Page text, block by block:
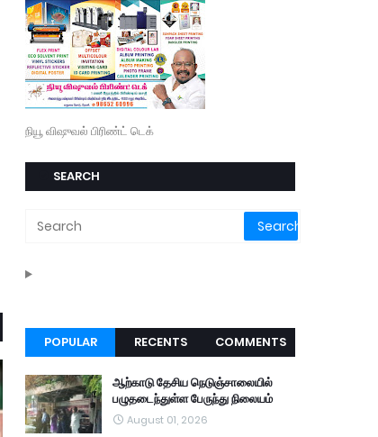
நியூ விஷுவல் பிரிண்ட் டெக்
SEARCH
POPULAR RECENTS COMMENTS
ஆற்காடு தேசிய நெடுஞ்சாலையில்
பழுதடைந்துள்ள பேருந்து நிலையம்
August 01, 2026